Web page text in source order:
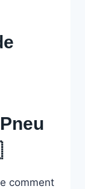
comment